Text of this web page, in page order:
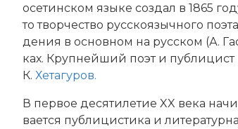
осетинском языке соз­дал в 1865
то твор­че­ст­во рус­скоя­зыч­но­го
де­ния в основном на рус­ском (А.
ках. Круп­ней­ший по­эт и
К. Хе­та­гу­ров.
В пер­вое де­ся­ти­ле­тие XX века
ва­ет­ся пуб­ли­ци­сти­ка и